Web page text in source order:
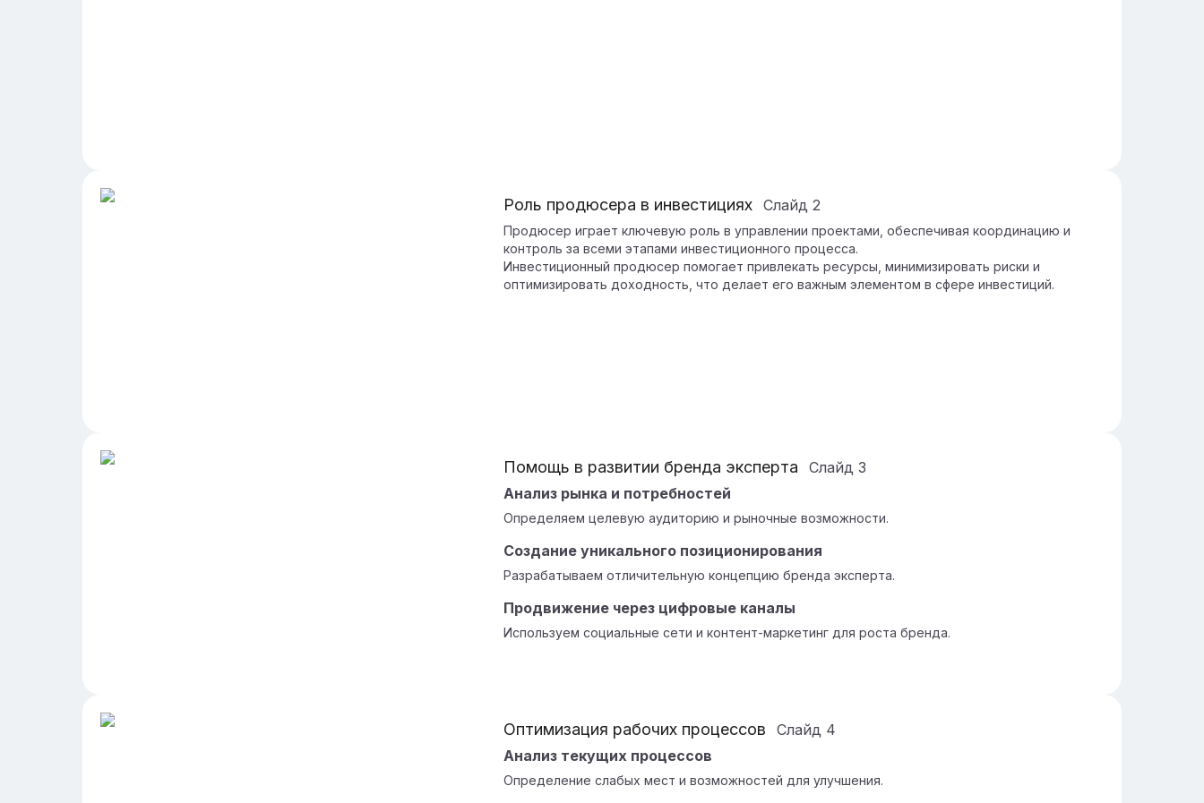
Роль продюсера в инвестициях Слайд 2
Продюсер играет ключевую роль в управлении проектами, обеспечивая координацию и
контроль за всеми этапами инвестиционного процесса.
Инвестиционный продюсер помогает привлекать ресурсы, минимизировать риски и
оптимизировать доходность, что делает его важным элементом в сфере инвестиций.
Помощь в развитии бренда эксперта Слайд 3
Анализ рынка и потребностей
Определяем целевую аудиторию и рыночные возможности.
Создание уникального позиционирования
Разрабатываем отличительную концепцию бренда эксперта.
Продвижение через цифровые каналы
Используем социальные сети и контент-маркетинг для роста бренда.
Оптимизация рабочих процессов Слайд 4
Анализ текущих процессов
Определение слабых мест и возможностей для улучшения.